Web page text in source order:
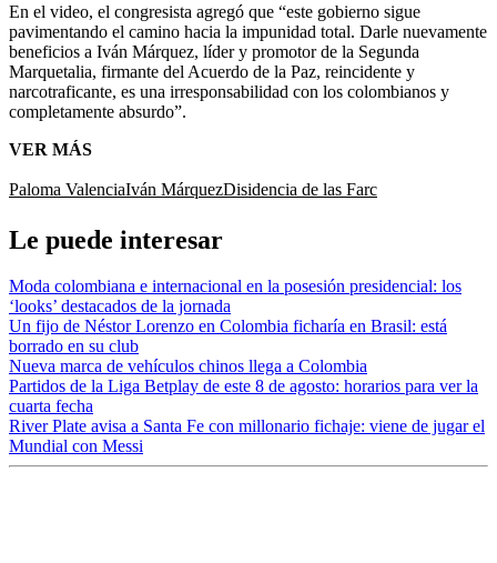
En el video, el congresista agregó que “este gobierno sigue
pavimentando el camino hacia la impunidad total. Darle nuevamente
beneficios a Iván Márquez, líder y promotor de la Segunda
Marquetalia, firmante del Acuerdo de la Paz, reincidente y
narcotraficante, es una irresponsabilidad con los colombianos y
completamente absurdo”.
VER MÁS
Paloma ValenciaIván MárquezDisidencia de las Farc
Le puede interesar
Moda colombiana e internacional en la posesión presidencial: los
‘looks’ destacados de la jornada
Un fijo de Néstor Lorenzo en Colombia ficharía en Brasil: está
borrado en su club
Nueva marca de vehículos chinos llega a Colombia
Partidos de la Liga Betplay de este 8 de agosto: horarios para ver la
cuarta fecha
River Plate avisa a Santa Fe con millonario fichaje: viene de jugar el
Mundial con Messi